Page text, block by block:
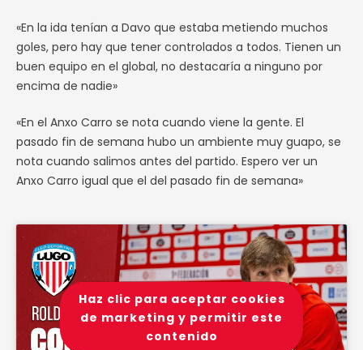
«En la ida tenían a Davo que estaba metiendo muchos
goles, pero hay que tener controlados a todos. Tienen un
buen equipo en el global, no destacaría a ninguno por
encima de nadie»
«En el Anxo Carro se nota cuando viene la gente. El
pasado fin de semana hubo un ambiente muy guapo, se
nota cuando salimos antes del partido. Espero ver un
Anxo Carro igual que el del pasado fin de semana»
Haz clic para aceptar cookies
de marketing y permitir este
contenido